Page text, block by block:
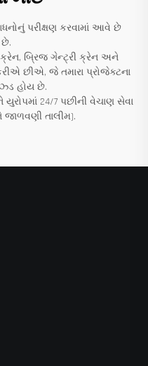
પરીક્ષણ કરવામાં આવે છે
છે.
બ્રિજ ગેન્ટ્રી ક્રેન અને
છીએ, જે તમારા પ્રોજેક્ટના
હોય છે.
24/7 પછીની વેચાણ સેવા
જાળવણી તાલીમ).